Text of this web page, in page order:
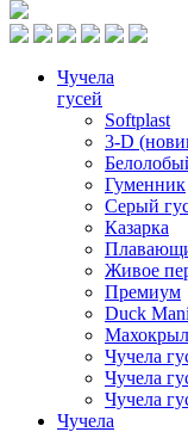
Чучела
гусей
Softplast
3-D
Гуменник
Серый
Казарка
Живое
Премиум
Duck
Чучела
Чучела
Чучела
Чучела